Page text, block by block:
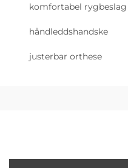
komfortabel rygbeslag
håndleddshandske
justerbar orthese